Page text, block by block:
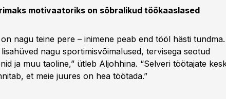
motivaatoriks on sõbralikud töökaaslased
on nagu teine pere – inimene peab end tööl hästi
nagu sportimisvõimalused, tervisega seotud
ja muu taoline,” ütleb Aljohhina. “Selveri töötajate
et meie juures on hea töötada.”